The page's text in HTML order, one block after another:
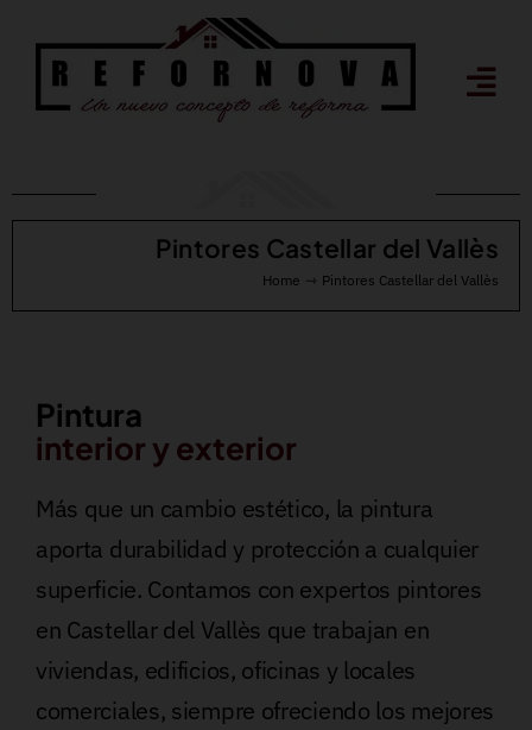
contenido
Pintores Castellar del Vallès
Home Pintores Castellar del Vallès
Pintura
interior y exterior
Más que un cambio estético, la pintura
aporta durabilidad y protección a cualquier
superficie. Contamos con expertos pintores
en Castellar del Vallès que trabajan en
viviendas, edificios, oficinas y locales
comerciales, siempre ofreciendo los mejores